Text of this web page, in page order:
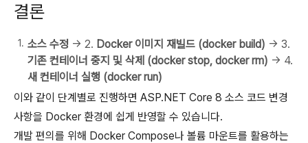
결론
소스 수정 → 2. Docker 이미지 재빌드 (docker build) → 3.
기존 컨테이너 중지 및 삭제 (docker stop, docker rm) → 4.
새 컨테이너 실행 (docker run)
이와 같이 단계별로 진행하면 ASP.NET Core 8 소스 코드 변경
사항을 Docker 환경에 쉽게 반영할 수 있습니다.
개발 편의를 위해 Docker Compose나 볼륨 마운트를 활용하는